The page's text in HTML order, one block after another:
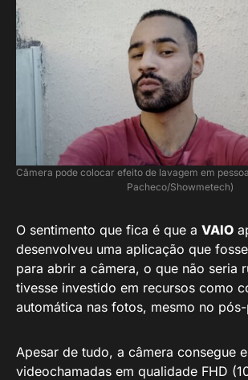
Câmera pode colocar efeito de lavagem em
Pacheco/Showmetech)
O sentimento que fica é que a VAIO
desenvolveu uma aplicação que
para abrir a câmera, o que não seria
tivesse investido em recursos como
automática nas fotos, mesmo no
Apesar de tudo, a câmera consegue
videochamadas em qualidade FHD